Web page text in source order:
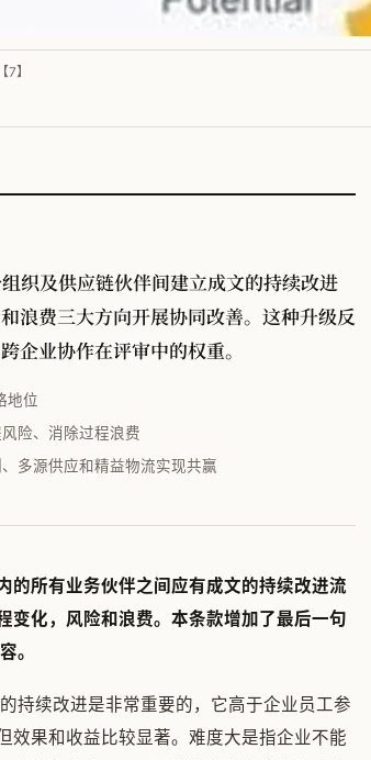
】
织及供应链伙伴间建立成文的持续改进
浪费三大方向开展协同改善。这种升级反
企业协作在评审中的权重。
地位
险、消除过程浪费
多源供应和精益物流实现共赢
的所有业务伙伴之间应有成文的持续改进流
变化，风险和浪费。本条款增加了最后一句
。
持续改进是非常重要的，它高于企业员工参
效果和收益比较显著。难度大是指企业不能